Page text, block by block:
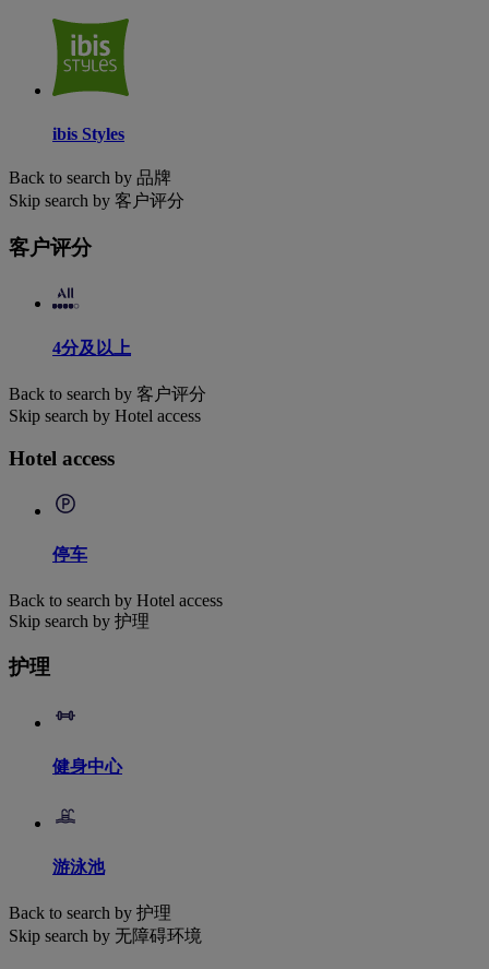
ibis Styles
Back to search by 品牌
Skip search by 客户评分
客户评分
4分及以上
Back to search by 客户评分
Skip search by Hotel access
Hotel access
停车
Back to search by Hotel access
Skip search by 护理
护理
健身中心
游泳池
Back to search by 护理
Skip search by 无障碍环境